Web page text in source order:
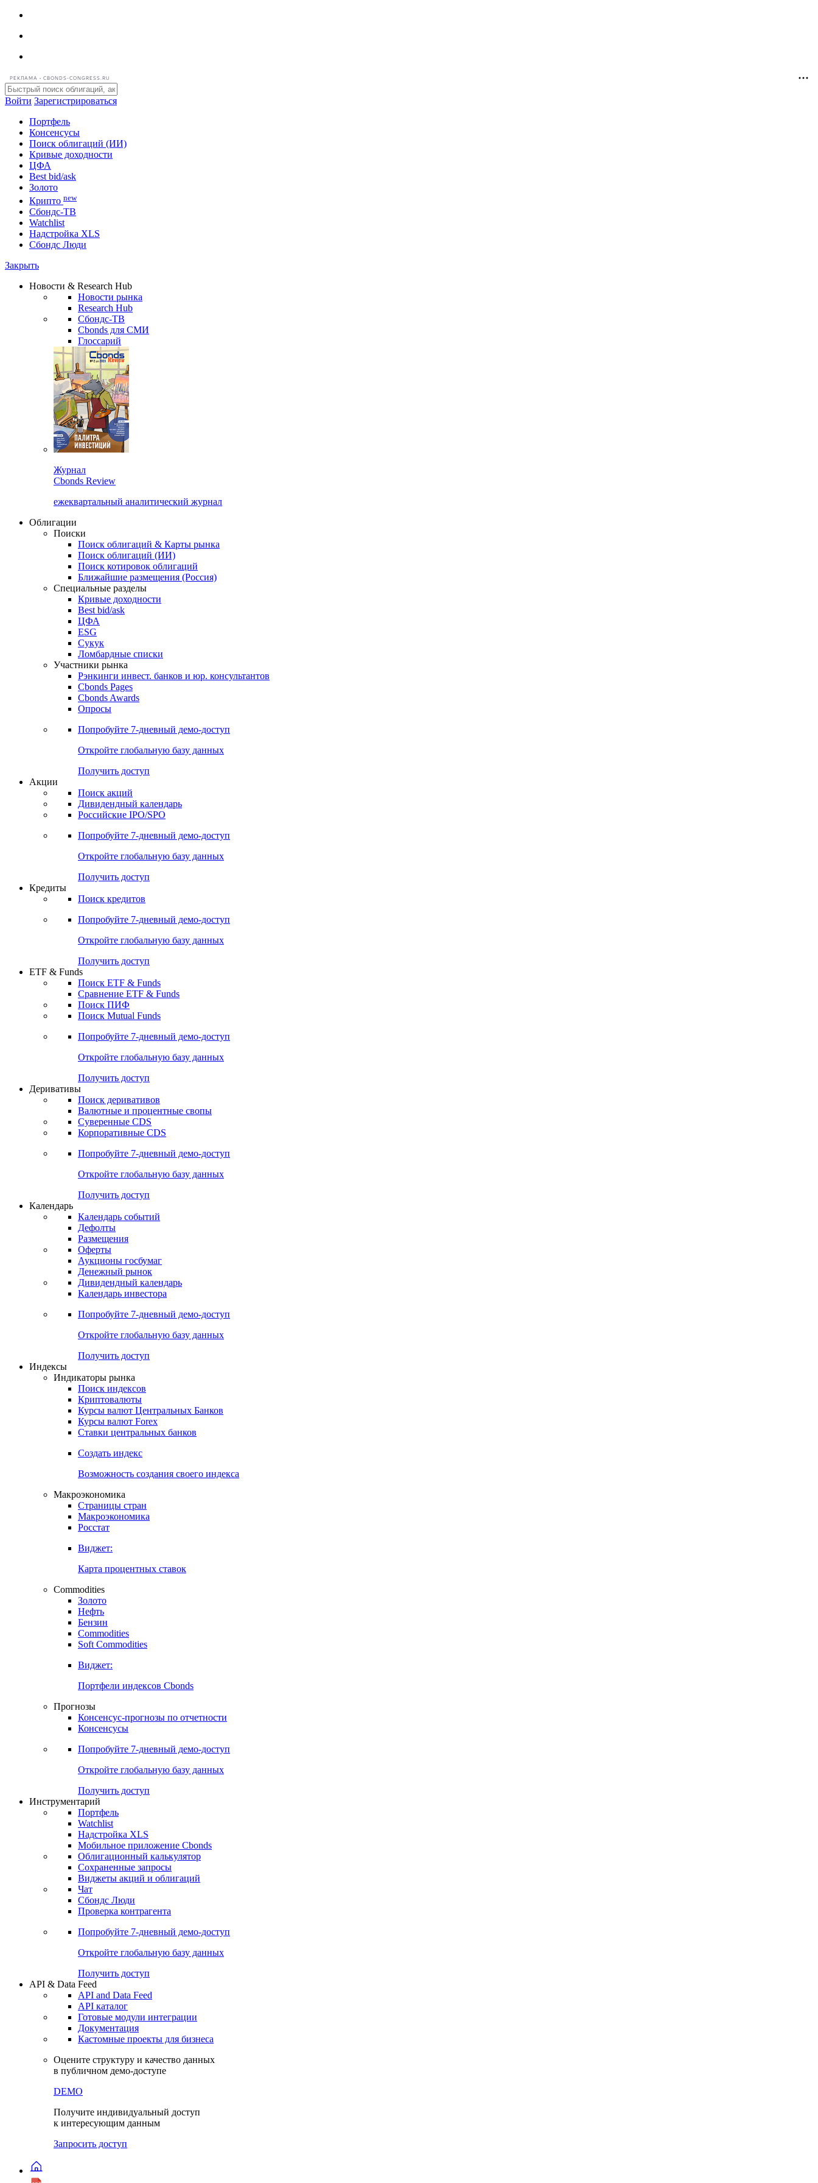
РЕКЛАМА • CBONDS-CONGRESS.RU
Войти Зарегистрироваться
Портфель
Консенсусы
Поиск облигаций (ИИ)
Кривые доходности
ЦФА
Best bid/ask
Золото
Криптоnew
Сбондс-ТВ
Надстройка XLS
Сбондс Люди
Новости & Research Hub
Новости рынка
Research Hub
Сбондс-ТВ
Cbonds для СМИ
Глоссарий
Журнал
Cbonds Review
ежеквартальный аналитический журнал
Облигации
Поиски
Поиск облигаций & Карты рынка
Поиск облигаций (ИИ)
Поиск котировок облигаций
Ближайшие размещения (Россия)
Специальные разделы
Кривые доходности
Best bid/ask
ЦФА
ESG
Сукук
Ломбардные списки
Участники рынка
Рэнкинги инвест. банков и юр. консультантов
Cbonds Pages
Cbonds Awards
Опросы
Попробуйте7-дневный
Откройте глобальную базу данных
Получить доступ
Акции
Поиск акций
Дивидендный календарь
Российские IPO/SPO
Попробуйте7-дневный
Откройте глобальную базу данных
Получить доступ
Кредиты
Поиск кредитов
Попробуйте7-дневный
Откройте глобальную базу данных
Получить доступ
ETF & Funds
Поиск ETF & Funds
Сравнение ETF & Funds
Поиск ПИФ
Поиск Mutual Funds
Попробуйте7-дневный
Откройте глобальную базу данных
Получить доступ
Деривативы
Поиск деривативов
Валютные и процентные свопы
Суверенные CDS
Корпоративные CDS
Попробуйте7-дневный
Откройте глобальную базу данных
Получить доступ
Календарь
Календарь событий
Дефолты
Размещения
Оферты
Аукционы госбумаг
Денежный рынок
Дивидендный календарь
Календарь инвестора
Попробуйте7-дневный
Получить доступ
Индикаторы рынка
Поиск индексов
Криптовалюты
Курсы валют Центральных Банков
Курсы валют Forex
Ставки центральных банков
Создать индекс
Возможность создания своего индекса
Макроэкономика
Страницы стран
Макроэкономика
Росстат
Виджет:
Карта процентных ставок
Commodities
Золото
Нефть
Бензин
Commodities
Soft Commodities
Виджет:
Портфели индексов Cbonds
Прогнозы
Консенсус-прогнозы по отчетности
Консенсусы
Попробуйте7-дневный
Откройте глобальную базу данных
Получить доступ
Инструментарий
Портфель
Watchlist
Надстройка XLS
Мобильное приложение Cbonds
Облигационный калькулятор
Сохраненные запросы
Виджеты акций и облигаций
Чат
Сбондс Люди
Проверка контрагента
Попробуйте7-дневный
Откройте глобальную базу данных
Получить доступ
API & Data Feed
API and Data Feed
API каталог
Документация
Кастомные проекты для бизнеса
Оцените структуру и качество данных
в публичном демо-доступе
DEMO
Получите индивидуальный доступ